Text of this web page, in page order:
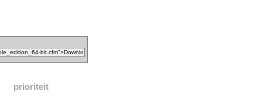
prioriteit